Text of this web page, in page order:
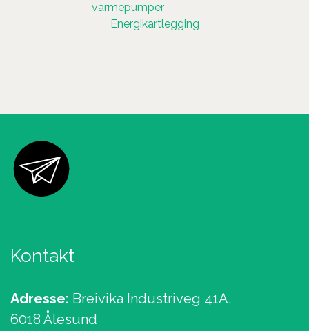
varmepumper
Energikartlegging
Kontakt
Adresse: Breivika Industriveg 41A,
6018 Ålesund